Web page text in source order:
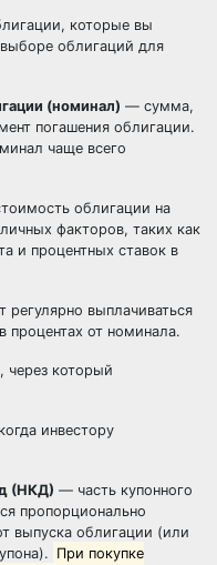
которые вы
облигаций для
(номинал) — сумма,
погашения облигации.
чаще всего
облигации на
факторов, таких как
и процентных ставок в
выплачиваться
процентах от номинала.
через который
инвестору
(НКД) — часть купонного
пропорционально
выпуска облигации (или
При покупке